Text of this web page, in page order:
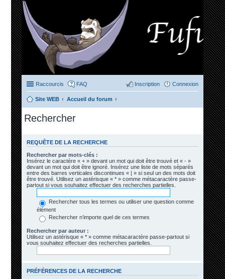
Raccourcis FAQ Connexion
Inscription
Site WEB Accueil du forum
Rechercher
REQUÊTE DE LA RECHERCHE
Rechercher par mots-clés :
Insérez le caractère « + » devant un mot qui doit être trouvé et « - »
devant un mot qui doit être ignoré. Insérez une liste de mots séparés
entre des barres verticales discontinues « | » si seul un des mots doit
être trouvé. Utilisez un astérisque « * » comme métacaractère passe-
partout si vous souhaitez effectuer des recherches partielles.
Rechercher tous les termes ou utiliser une question comme
élément
Rechercher n’importe quel de ces termes
Rechercher par auteur :
Utilisez un astérisque « * » comme métacaractère passe-partout si
vous souhaitez effectuer des recherches partielles.
PRÉFÉRENCES DE LA RECHERCHE